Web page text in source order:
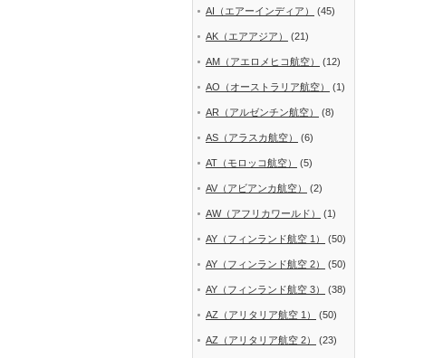
AI（エアーインディア） (45)
AK（エアアジア） (21)
AM（アエロメヒコ航空） (12)
AO（オーストラリア航空） (1)
AR（アルゼンチン航空） (8)
AS（アラスカ航空） (6)
AT（モロッコ航空） (5)
AV（アビアンカ航空） (2)
AW（アフリカワールド） (1)
AY（フィンランド航空 1） (50)
AY（フィンランド航空 2） (50)
AY（フィンランド航空 3） (38)
AZ（アリタリア航空 1） (50)
AZ（アリタリア航空 2） (23)